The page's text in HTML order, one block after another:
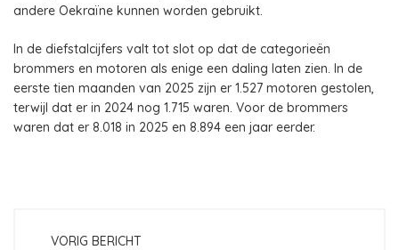
andere Oekraïne kunnen worden gebruikt.
In de diefstalcijfers valt tot slot op dat de categorieën
brommers en motoren als enige een daling laten zien. In de
eerste tien maanden van 2025 zijn er 1.527 motoren gestolen,
terwijl dat er in 2024 nog 1.715 waren. Voor de brommers
waren dat er 8.018 in 2025 en 8.894 een jaar eerder.
VORIG BERICHT